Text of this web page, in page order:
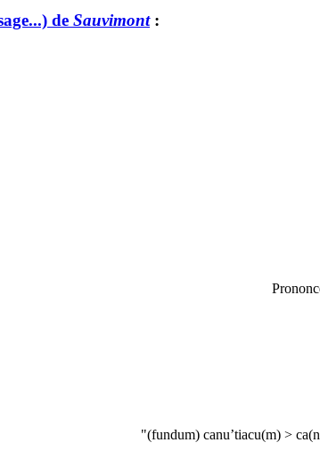
de Sauvimont:
"(fundum) canu’tiacu(m) >